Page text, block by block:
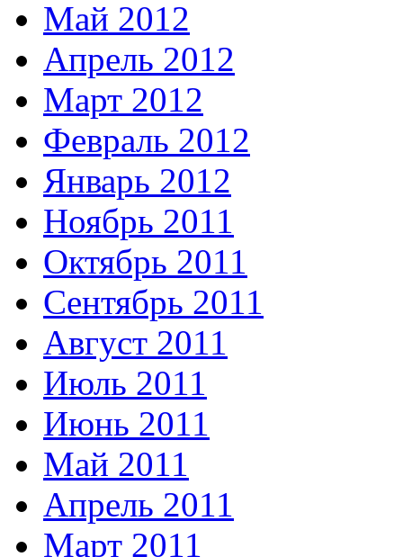
Май 2012
Апрель 2012
Март 2012
Февраль 2012
Январь 2012
Ноябрь 2011
Октябрь 2011
Сентябрь 2011
Август 2011
Июль 2011
Июнь 2011
Май 2011
Апрель 2011
Март 2011